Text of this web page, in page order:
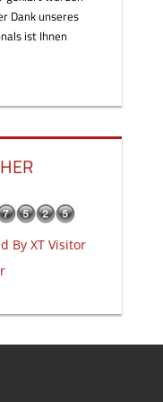
Dank unseres
ist Ihnen
ByXT Visitor